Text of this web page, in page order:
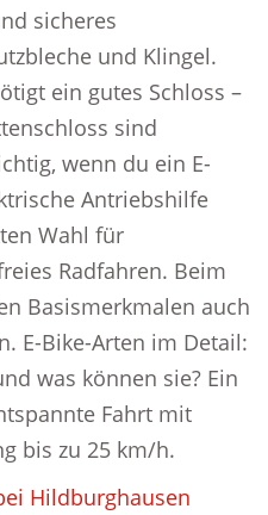
sicheres
und Klingel.
ein gutes Schloss –
sind
wenn du ein E-
Antriebshilfe
Wahl für
Radfahren. Beim
Basismerkmalen auch
E-Bike-Arten im Detail:
was können sie? Ein
Fahrt mit
bis zu 25 km/h.
Hildburghausen